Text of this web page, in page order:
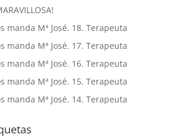
manda Mª José. 18. Terapeuta
manda Mª José. 17. Terapeuta
manda Mª José. 16. Terapeuta
manda Mª José. 15. Terapeuta
manda Mª José. 14. Terapeuta